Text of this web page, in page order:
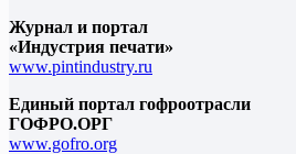
Журнал и портал
«Индустрия печати»
www.pintindustry.ru
Единый портал гофроотрасли
ГОФРО.ОРГ
www.gofro.org